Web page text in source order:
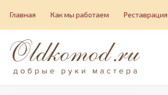
Главная Как мы работаем Реставрация